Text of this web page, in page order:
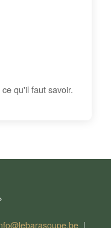
qu'il faut savoir.
|